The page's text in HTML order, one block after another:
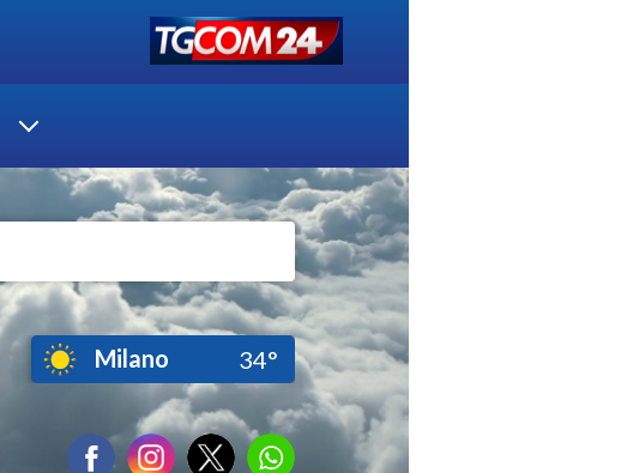
Milano 34°